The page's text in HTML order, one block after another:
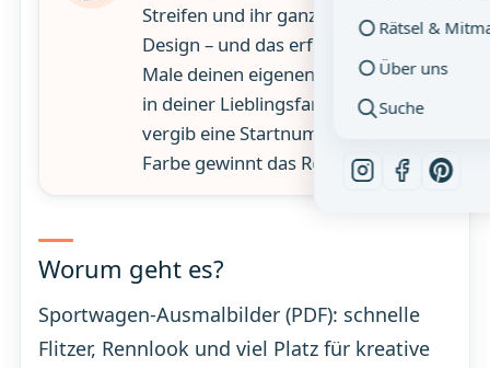
Rätsel &
Über uns
Suche
Streifen und ihr ganz eigenes
Design – und das erfindest du!
Male deinen eigenen Rennwagen
in deiner Lieblingsfarbe und
vergib eine Startnummer. Welche
Farbe gewinnt das Rennen?
Worum geht es?
Sportwagen-Ausmalbilder (PDF): schnelle
Flitzer, Rennlook und viel Platz für kreative